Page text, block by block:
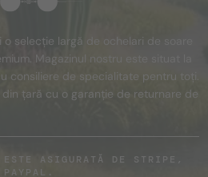
selecție largă de ochelari de soare
Magazinul nostru este situat la
consiliere de specialitate pentru toți.
țară cu o garanție de returnare de
ESTE ASIGURATĂ DE STRIPE,
PAYPAL.